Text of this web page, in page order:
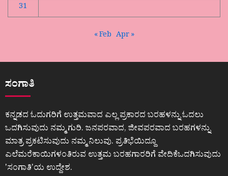
31
« Feb Apr »
ಸಂಗಾತಿ
ಕನ್ನಡದ ಓದುಗರಿಗೆ ಉತ್ತಮವಾದ ಎಲ್ಲ ಪ್ರಕಾರದ ಬರಹಳನ್ನು ಓದಲು
ಒದಗಿಸುವುದು ನಮ್ಮ ಗುರಿ. ಜನಪರವಾದ, ಜೀವಪರವಾದ ಬರಹಗಳನ್ನು
ಮಾತ್ರ ಪ್ರಕಟಿಸುವುದು ನಮ್ಮ ನಿಲುವು. ಪ್ರತಿಭೆಯಿದ್ದೂ
ಎಲೆಮರೆಕಾಯಿಗಳಂತಿರುವ ಉತ್ತಮ ಬರಹಗಾರರಿಗೆ ವೇದಿಕೆಒದಗಿಸುವುದು
ʼಸಂಗಾತಿʼಯ ಉದ್ದೇಶ.